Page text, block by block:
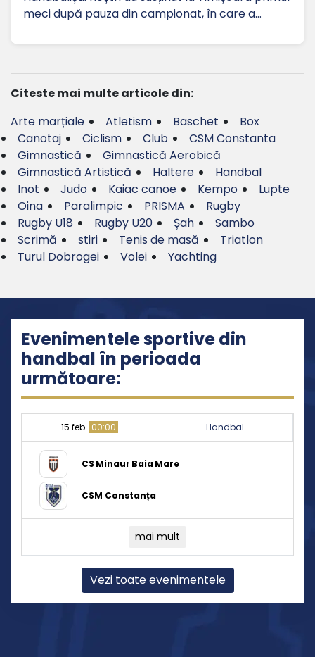
meci după pauza din campionat, în care a…
Citeste mai multe articole din:
Arte marțiale
Atletism Baschet
Box
Canotaj
Ciclism Club
CSM Constanta
Gimnastică
Gimnastică Aerobică
Gimnastică Artistică
Haltere
Handbal
Inot
Judo Kaiac canoe Kempo
Lupte
Oina
Paralimpic PRISMA
Rugby
Rugby U18
Rugby U20 Șah
Sambo
Scrimă
stiri Tenis de masă
Triatlon
Turul Dobrogei
Volei Yachting
Evenimentele sportive din
handbal în perioada
următoare:
15 feb. 00:00 Handbal
CS Minaur Baia Mare
CSM Constanța
mai mult
Vezi toate evenimentele